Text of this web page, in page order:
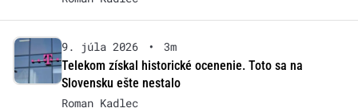
9. júla 2026 •
3m
Telekom získal historické ocenenie. Toto sa na
Slovensku ešte nestalo
Roman Kadlec